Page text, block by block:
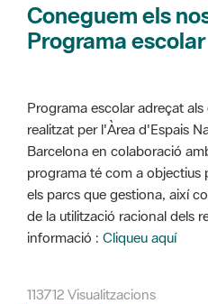
Coneguem els
Programa escolar
Programa escolar adreçat
realitzat per l'Àrea d'Espais
Barcelona en colaboració
programa té com a objectius
els parcs que gestiona, així
de la utilització racional dels
informació : Cliqueu aquí
113712 Visualitzacions